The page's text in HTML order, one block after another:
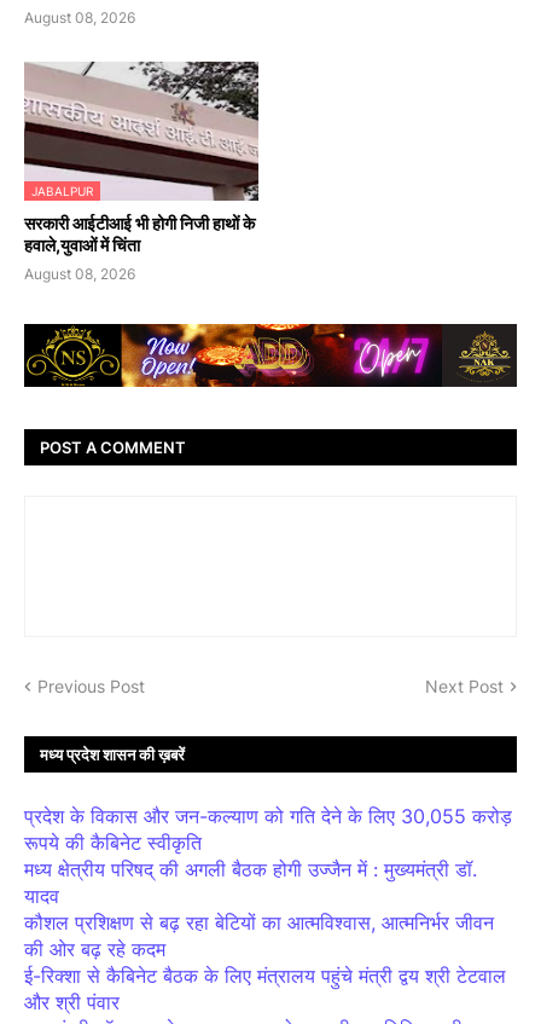
August 08, 2026
JABALPUR
सरकारी आईटीआई भी होगी निजी हाथों के
हवाले,युवाओं में चिंता
August 08, 2026
POST A COMMENT
Previous Post Next Post
मध्य प्रदेश शासन की ख़बरें
प्रदेश के विकास और जन-कल्याण को गति देने के लिए 30,055 करोड़
रूपये की कैबिनेट स्वीकृति
मध्य क्षेत्रीय परिषद् की अगली बैठक होगी उज्जैन में : मुख्यमंत्री डॉ.
यादव
कौशल प्रशिक्षण से बढ़ रहा बेटियों का आत्मविश्वास, आत्मनिर्भर जीवन
की ओर बढ़ रहे कदम
ई-रिक्शा से कैबिनेट बैठक के लिए मंत्रालय पहुंचे मंत्री द्वय श्री टेटवाल
और श्री पंवार